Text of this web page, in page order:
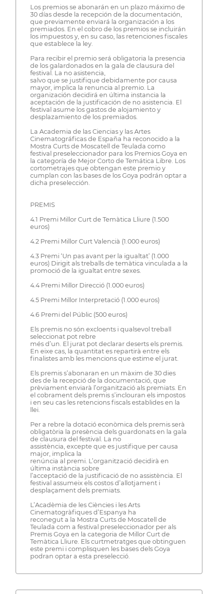
Los premios se abonarán en un plazo máximo de
30 días desde la recepción de la documentación,
que previamente enviará la organización a los
premiados. En el cobro de los premios se incluirán
los impuestos y, en su caso, las retenciones fiscales
que establece la ley.
Para recibir el premio será obligatoria la presencia
de los galardonados en la gala de clausura del
festival. La no asistencia,
salvo que se justifique debidamente por causa
mayor, implica la renuncia al premio. La
organización decidirá en última instancia la
aceptación de la justificación de no asistencia. El
festival asume los gastos de alojamiento y
desplazamiento de los premiados.
La Academia de las Ciencias y las Artes
Cinematográficas de España ha reconocido a la
Mostra Curts de Moscatell de Teulada como
festival preseleccionador para los Premios Goya en
la categoría de Mejor Corto de Temática Libre. Los
cortometrajes que obtengan este premio y
cumplan con las bases de los Goya podrán optar a
dicha preselección.
PREMIS
4.1 Premi Millor Curt de Temàtica Lliure (1.500
euros)
4.2 Premi Millor Curt Valencià (1.000 euros)
4.3 Premi ‘Un pas avant per la igualtat’ (1.000
euros) Dirigit als treballs de temàtica vinculada a la
promoció de la igualtat entre sexes.
4.4 Premi Millor Direcció (1.000 euros)
4.5 Premi Millor Interpretació (1.000 euros)
4.6 Premi del Públic (500 euros)
Els premis no són excloents i qualsevol treball
seleccionat pot rebre
més d’un. El jurat pot declarar deserts els premis.
En eixe cas, la quantitat es repartirà entre els
finalistes amb les mencions que estime el jurat.
Els premis s’abonaran en un màxim de 30 dies
des de la recepció de la documentació, que
prèviament enviarà l’organització als premiats. En
el cobrament dels premis s’inclouran els impostos
i en seu cas les retencions fiscals establides en la
llei.
Per a rebre la dotació econòmica dels premis serà
obligatòria la presència dels guardonats en la gala
de clausura del festival. La no
assistència, excepte que es justifique per causa
major, implica la
renúncia al premi. L’organització decidirà en
última instància sobre
l’acceptació de la justificació de no assistència. El
festival assumeix els costos d’allotjament i
desplaçament dels premiats.
L’Acadèmia de les Ciències i les Arts
Cinematogràfiques d’Espanya ha
reconegut a la Mostra Curts de Moscatell de
Teulada com a festival preseleccionador per als
Premis Goya en la categoria de Millor Curt de
Temàtica Lliure. Els curtmetratges que obtinguen
este premi i complisquen les bases dels Goya
podran optar a esta preselecció.